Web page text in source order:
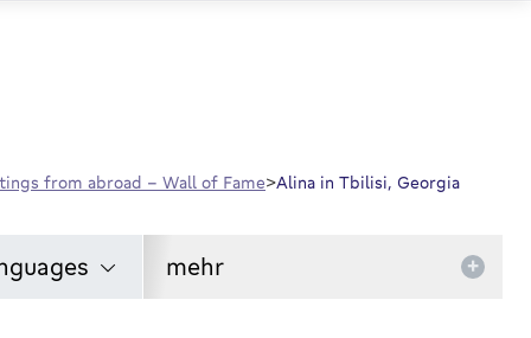
from abroad - Wall of Fame Alina in Tbilisi, Georgia
mehr +